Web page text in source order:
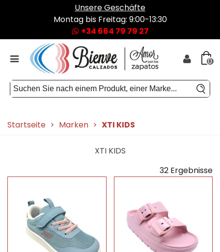
Unsere Geschäfte
Montag bis Freitag: 9:00-13:30
+34 664 79 79 27
0
Startseite > Marken > XTI KIDS
XTI KIDS
32 Ergebnisse